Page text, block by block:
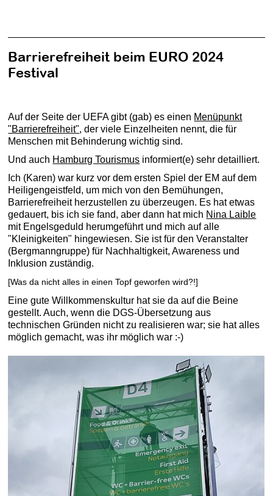
Barrierefreiheit beim EURO 2024
Festival
Auf der Seite der UEFA gibt (gab) es einen Menüpunkt
"Barrierefreiheit", der viele Einzelheiten nennt, die für
Menschen mit Behinderung wichtig sind.
Und auch Hamburg Tourismus informiert(e) sehr detailliert.
Ich (Karen) war kurz vor dem ersten Spiel der EM auf dem
Heiligengeistfeld, um mich von den Bemühungen,
Barrierefreiheit herzustellen zu überzeugen. Es hat etwas
gedauert, bis ich sie fand, aber dann hat mich Nina Laible
mit Engelsgeduld herumgeführt und mich auf alle
"Kleinigkeiten" hingewiesen. Sie ist für den Veranstalter
(Bergmanngruppe) für Nachhaltigkeit, Awareness und
Inklusion zuständig.
[Was da nicht alles in einen Topf geworfen wird?!]
Eine gute Willkommenskultur hat sie da auf die Beine
gestellt. Auch, wenn die DGS-Übersetzung aus
technischen Gründen nicht zu realisieren war; sie hat alles
möglich gemacht, was ihr möglich war :-)